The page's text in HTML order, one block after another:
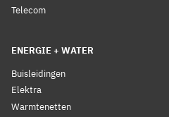
Telecom
ENERGIE + WATER
Buisleidingen
Elektra
Warmtenetten